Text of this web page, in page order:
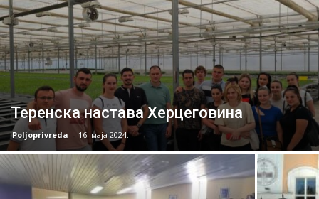
Теренска настава Херцеговина
Poljoprivreda - 16. маја 2024.